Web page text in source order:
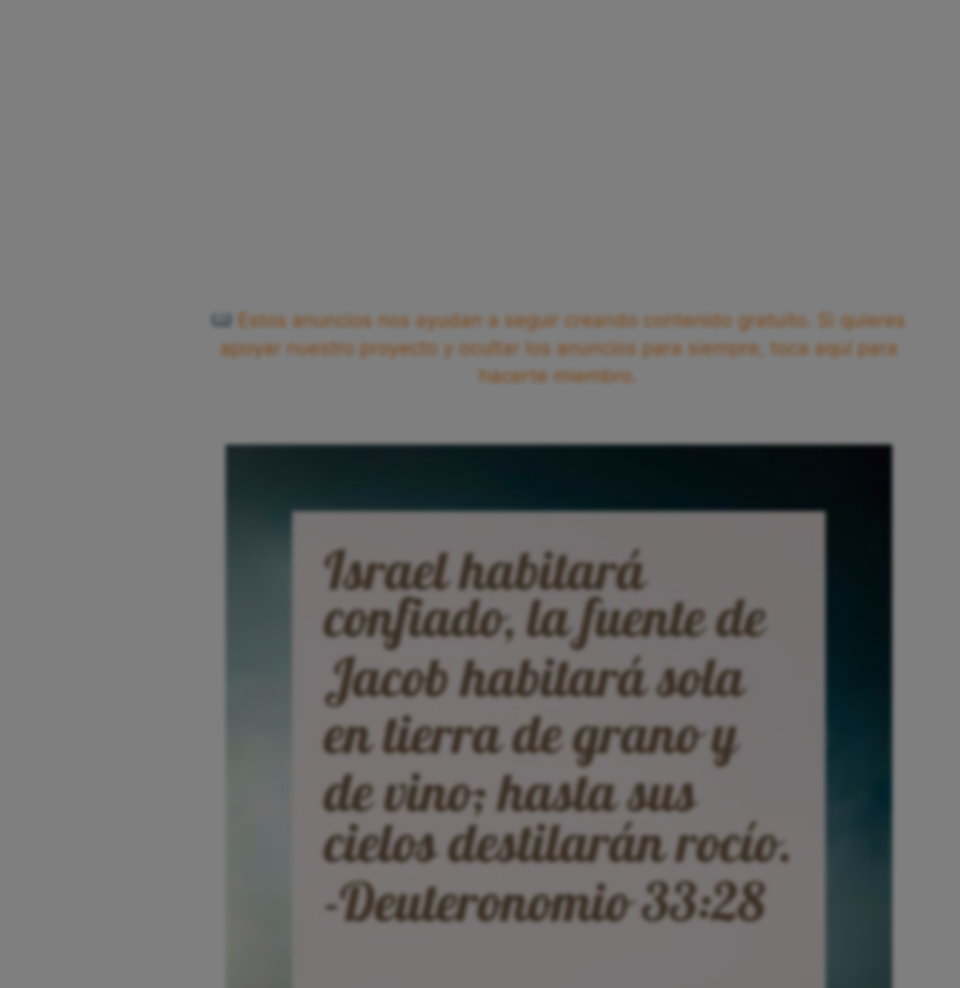
Estos anuncios nos ayudan a seguir creando contenido gratuito. Si quieres
apoyar nuestro proyecto y ocultar los anuncios para siempre, toca aquí para
hacerte miembro.